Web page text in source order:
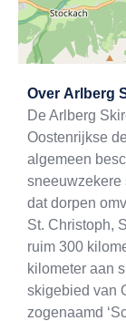
Over Arlberg
De Arlberg
Oostenrijkse
algemeen
sneeuwzekere
dat dorpen
St. Christoph,
ruim 300
kilometer aan
skigebied van
zogenaamd